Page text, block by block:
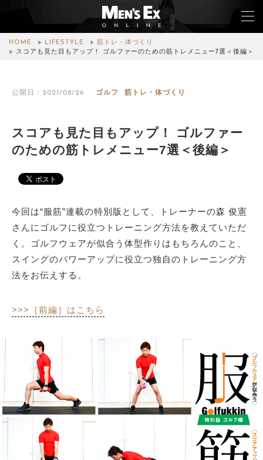
HOME LIFESTYLE
筋トレ・体づくり
スコアも見た目もアップ！ ゴルファーのための筋トレメニュー7選＜後編＞
公開日：2021/08/26 ゴルフ 筋トレ・体づくり
スコアも見た目もアップ！ ゴルファー
のための筋トレメニュー7選＜後編＞
今回は“服筋”連載の特別版として、トレーナーの森 俊憲
さんにゴルフに役立つトレーニング方法を教えていただ
く。ゴルフウェアが似合う体型作りはもちろんのこと、
スイングのパワーアップに役立つ独自のトレーニング方
法をお伝えする。
>>>［前編］はこちら
WATCH
CAR&BIKE
LIFESTYLE
COLUMN
MAGAZINE
ABOUT SITE